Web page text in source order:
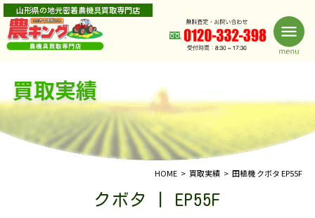
山形県の地元密着農機具買取専門店
買取実績
HOME 買取実績 田植機 クボタ EP55F
クボタ | EP55F